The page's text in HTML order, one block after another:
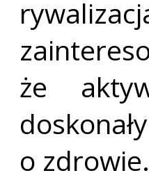
że
o zdrowie.